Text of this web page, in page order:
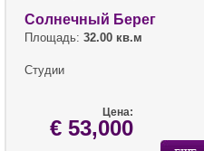
Солнечный Берег
Площадь: 32.00 кв.м
Студии
Цена:
€ 53,000